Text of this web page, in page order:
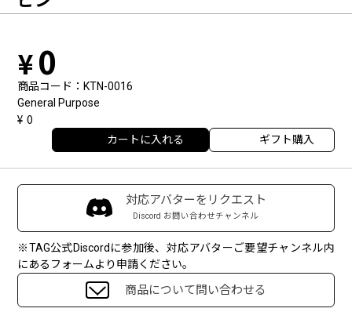
0
商品コード
KTN-0016
General Purpose
0
カートに入れる ギフト購入
対応アバターをリクエスト
Discord お問い合わせチャンネル
※TAG公式Discordに参加後、対応アバターご要望チャンネル内
にあるフォームより申請ください。
商品について問い合わせる